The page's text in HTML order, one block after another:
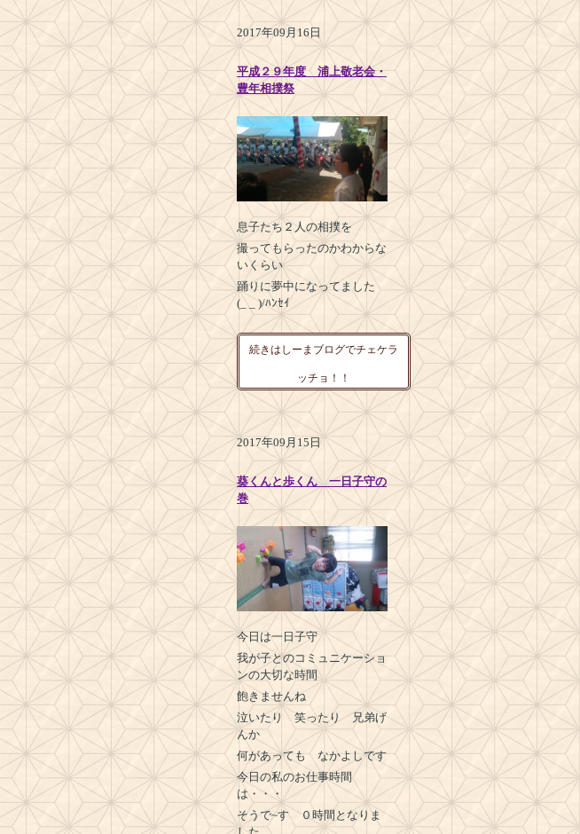
2017年09月16日
平成２９年度 浦上敬老会・
豊年相撲祭
息子たち２人の相撲を
撮ってもらったのかわからな
いくらい
踊りに夢中になってました
(_ _ )/ﾊﾝｾｲ
続きはしーまブログでチェケラ
ッチョ！！
2017年09月15日
葵くんと歩くん 一日子守の
巻
今日は一日子守
我が子とのコミュニケーショ
ンの大切な時間
飽きませんね
泣いたり 笑ったり 兄弟げ
んか
何があっても なかよしです
今日の私のお仕事時間
は・・・
そうで~す ０時間となりま